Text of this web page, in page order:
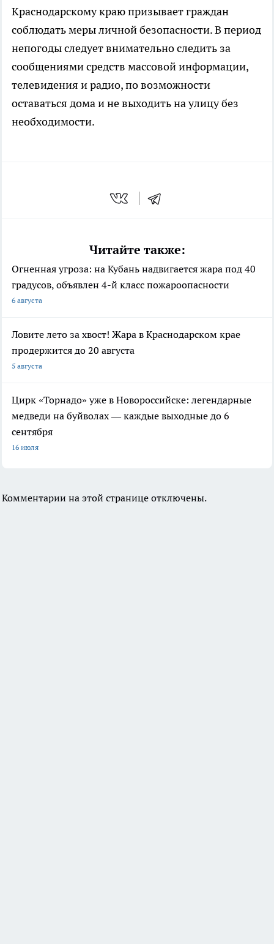
Краснодарскому краю призывает граждан
соблюдать меры личной безопасности. В период
непогоды следует внимательно следить за
сообщениями средств массовой информации,
телевидения и радио, по возможности
оставаться дома и не выходить на улицу без
необходимости.
Читайте также:
Огненная угроза: на Кубань надвигается жара под 40
градусов, объявлен 4-й класс пожароопасности
6 августа
Ловите лето за хвост! Жара в Краснодарском крае
продержится до 20 августа
5 августа
Цирк «Торнадо» уже в Новороссийске: легендарные
медведи на буйволах — каждые выходные до 6
сентября
16 июля
Комментарии на этой странице отключены.